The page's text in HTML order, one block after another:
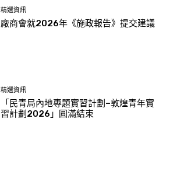
精選資訊
廠商會就2026年《施政報告》提交建議
精選資訊
「民青局內地專題實習計劃–敦煌青年實
習計劃2026」圓滿結束